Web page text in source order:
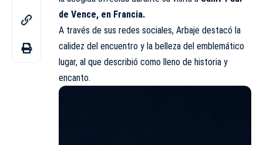
de Vence, en Francia.
A través de sus redes sociales, Arbaje destacó la
calidez del encuentro y la belleza del emblemático
lugar, al que describió como lleno de historia y
encanto.